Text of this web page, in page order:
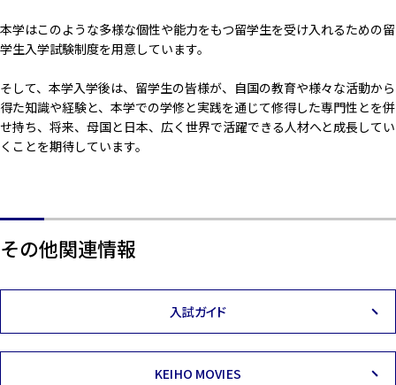
本学はこのような多様な個性や能力をもつ留学生を受け入れるための留
学生入学試験制度を用意しています。
そして、本学入学後は、留学生の皆様が、自国の教育や様々な活動から
得た知識や経験と、本学での学修と実践を通じて修得した専門性とを併
せ持ち、将来、母国と日本、広く世界で活躍できる人材へと成長してい
くことを期待しています。
その他関連情報
入試ガイド
KEIHO MOVIES